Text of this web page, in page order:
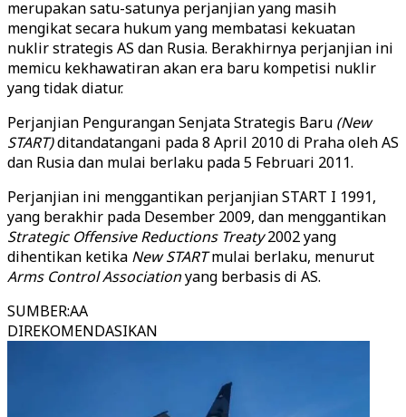
merupakan satu-satunya perjanjian yang masih
mengikat secara hukum yang membatasi kekuatan
nuklir strategis AS dan Rusia. Berakhirnya perjanjian ini
memicu kekhawatiran akan era baru kompetisi nuklir
yang tidak diatur.
Perjanjian Pengurangan Senjata Strategis Baru (New
START)ditandatangani pada 8 April 2010 di Praha oleh AS
dan Rusia dan mulai berlaku pada 5 Februari 2011.
Perjanjian ini menggantikan perjanjian START I 1991,
yang berakhir pada Desember 2009, dan menggantikan
Strategic Offensive Reductions Treaty2002 yang
dihentikan ketika New STARTmulai berlaku, menurut
Arms Control Associationyang berbasis di AS.
SUMBER:AA
DIREKOMENDASIKAN